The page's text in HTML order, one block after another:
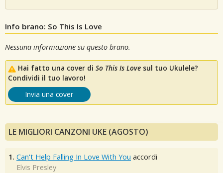
Info brano: So This Is Love
Nessuna informazione su questo brano.
Hai fatto una cover di So This Is Love sul tuo Ukulele?
Condividi il tuo lavoro!
Invia una cover
LE MIGLIORI CANZONI UKE (AGOSTO)
1. Can't Help Falling In Love With You accordi
Elvis Presley